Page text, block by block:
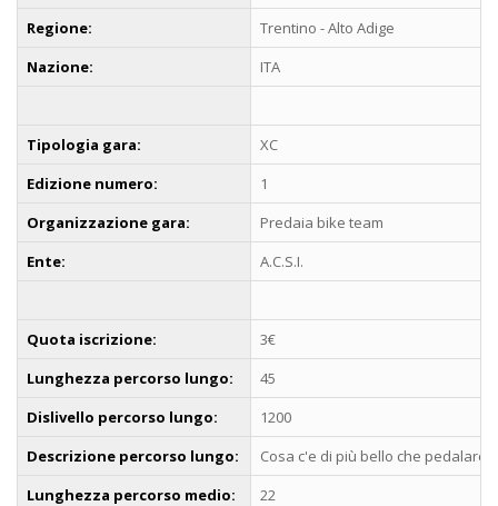
Regione:
Trentino - Alto Adige
Nazione:
ITA
Tipologia gara:
XC
Edizione numero:
1
Organizzazione gara:
Predaia bike team
Ente:
A.C.S.I.
Quota iscrizione:
3€
Lunghezza percorso lungo:
45
Dislivello percorso lungo:
1200
Descrizione percorso lungo:
Cosa c'e di più bello che pedalare
Lunghezza percorso medio:
22